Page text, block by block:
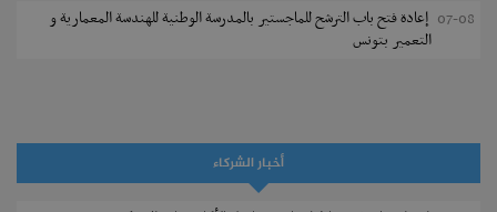
07-08 إعادة فتح باب الترشح للماجستير بالمدرسة الوطنية للهندسة المعمارية و
التعمير بتونس
المعهد العالي للعلوم التطبيقية والتكنولوجيا بالقيروان : الترشح للماجستير
أخبار الشركاء